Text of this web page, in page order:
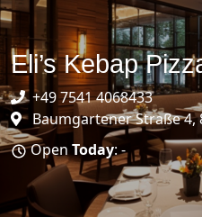
Eli’s Kebap
+49 7541 4068433
Baumgartener Straße 4,
Open Today: -